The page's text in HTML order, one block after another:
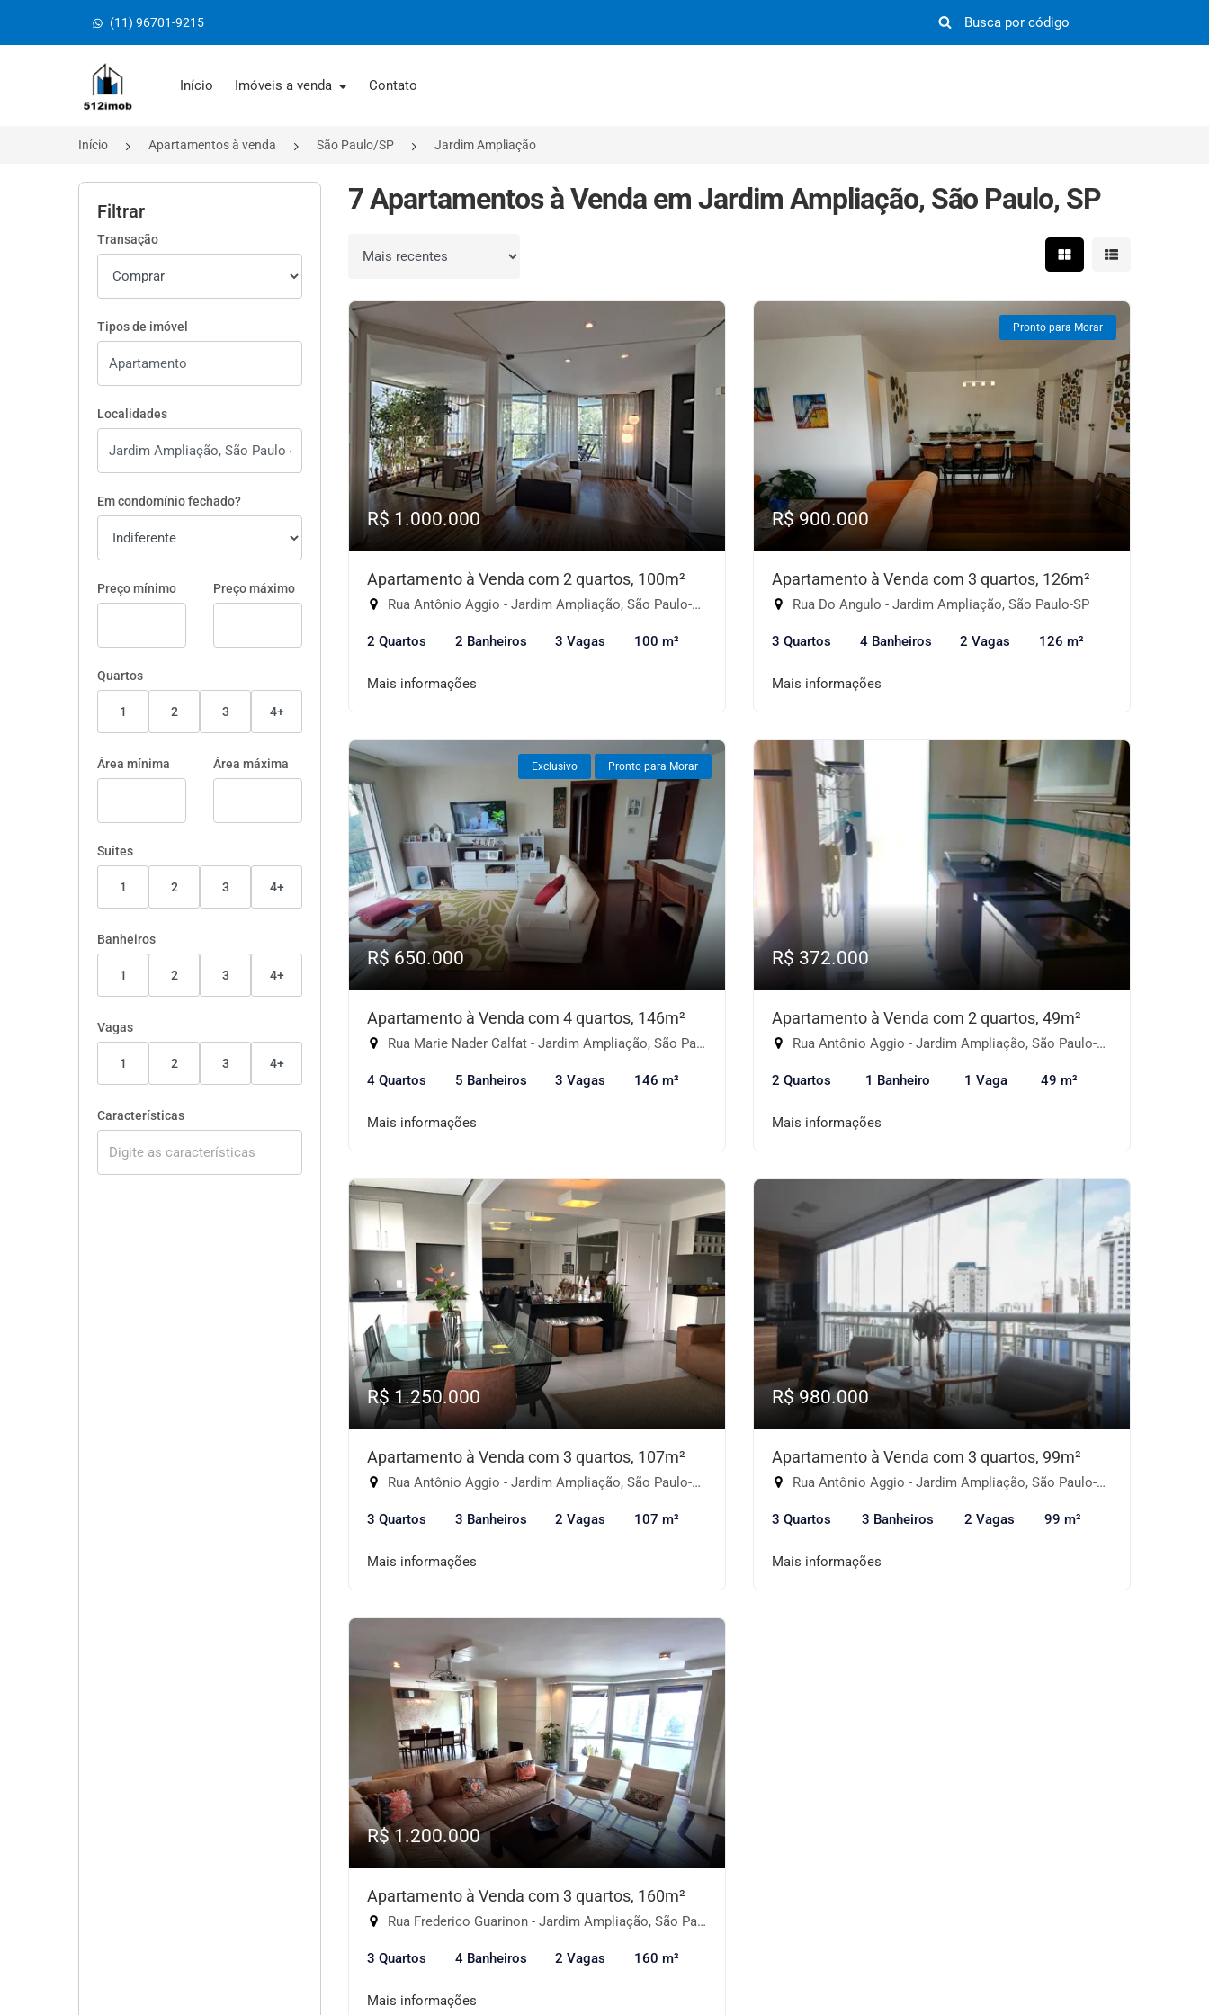
(11) 96701-9215
Página inicial
Início Imóveis a venda Contato
Início Apartamentos à venda São Paulo/SP Jardim Ampliação
Filtrar
Transação
Tipos de imóvel
Localidades
Em condomínio fechado?
Preço mínimo Preço máximo
Quartos
1 2 3 4+
Área mínima Área máxima
Suítes
1 2 3 4+
Banheiros
1 2 3 4+
Vagas
1 2 3 4+
Características
7 Apartamentos à Venda em Jardim Ampliação, São Paulo, SP
Ordenar por Mostrar resultados em
Mostrar
R$ 1.000.000
Apartamento à Venda com 2 quartos, 100m²
Rua Antônio Aggio - Jardim Ampliação, São Paulo-SP
2 Quartos 2 Banheiros 3 Vagas 100 m²
Mais informações
Pronto para Morar
R$ 900.000
Apartamento à Venda com 3 quartos, 126m²
Rua Do Angulo - Jardim Ampliação, São Paulo-SP
3 Quartos 4 Banheiros 2 Vagas 126 m²
Mais informações
Exclusivo Pronto para Morar
R$ 650.000
Apartamento à Venda com 4 quartos, 146m²
Rua Marie Nader Calfat - Jardim Ampliação, São Paulo-SP
4 Quartos 5 Banheiros 3 Vagas 146 m²
Mais informações
R$ 372.000
Apartamento à Venda com 2 quartos, 49m²
Rua Antônio Aggio - Jardim Ampliação, São Paulo-SP
2 Quartos 1 Banheiro 1 Vaga 49 m²
Mais informações
R$ 1.250.000
Apartamento à Venda com 3 quartos, 107m²
Rua Antônio Aggio - Jardim Ampliação, São Paulo-SP
3 Quartos 3 Banheiros 2 Vagas 107 m²
Mais informações
R$ 980.000
Apartamento à Venda com 3 quartos, 99m²
Rua Antônio Aggio - Jardim Ampliação, São Paulo-SP
3 Quartos 3 Banheiros 2 Vagas 99 m²
Mais informações
R$ 1.200.000
Apartamento à Venda com 3 quartos, 160m²
Rua Frederico Guarinon - Jardim Ampliação, São Paulo-SP
3 Quartos 4 Banheiros 2 Vagas 160 m²
Mais informações